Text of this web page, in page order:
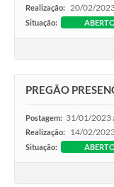
Realização: 20/02/
Situação:
PREGÃO
Postagem: 31/01/2023
Realização: 14/02/
Situação: